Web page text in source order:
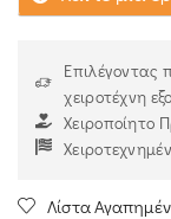
Επιλέγοντας
χειροτέχνη
Χειροποίητο
Λίστα